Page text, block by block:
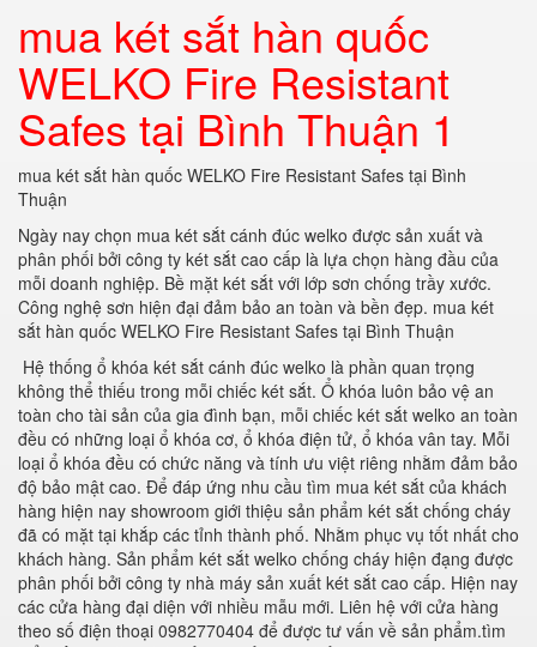
mua két sắt hàn quốc
WELKO Fire Resistant
Safes tại Bình Thuận 1
mua két sắt hàn quốc WELKO Fire Resistant Safes tại Bình
Thuận
Ngày nay chọn mua két sắt cánh đúc welko được sản xuất và
phân phối bởi công ty két sắt cao cấp là lựa chọn hàng đầu của
mỗi doanh nghiệp. Bề mặt két sắt với lớp sơn chống trầy xước.
Công nghệ sơn hiện đại đảm bảo an toàn và bền đẹp. mua két
sắt hàn quốc WELKO Fire Resistant Safes tại Bình Thuận
Hệ thống ổ khóa két sắt cánh đúc welko là phần quan trọng
không thể thiếu trong mỗi chiếc két sắt. Ổ khóa luôn bảo vệ an
toàn cho tài sản của gia đình bạn, mỗi chiếc két sắt welko an toàn
đều có những loại ổ khóa cơ, ổ khóa điện tử, ổ khóa vân tay. Mỗi
loại ổ khóa đều có chức năng và tính ưu việt riêng nhằm đảm bảo
độ bảo mật cao. Để đáp ứng nhu cầu tìm mua két sắt của khách
hàng hiện nay showroom giới thiệu sản phẩm két sắt chống cháy
đã có mặt tại khắp các tỉnh thành phố. Nhằm phục vụ tốt nhất cho
khách hàng. Sản phẩm két sắt welko chống cháy hiện đạng được
phân phối bởi công ty nhà máy sản xuất két sắt cao cấp. Hiện nay
các cửa hàng đại diện với nhiều mẫu mới. Liên hệ với cửa hàng
theo số điện thoại 0982770404 để được tư vấn về sản phẩm.tìm